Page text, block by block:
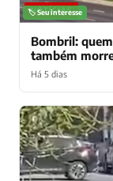
NOTÍCIAS
🏷️ Seu interesse
Bombril:
também
Há 5 dias